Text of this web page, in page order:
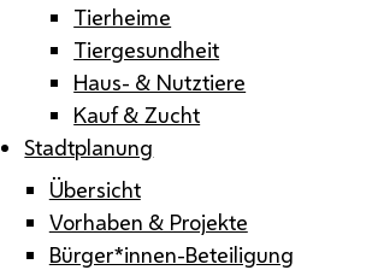
Tierheime
Tiergesundheit
Haus- & Nutztiere
Kauf & Zucht
Stadtplanung
Übersicht
Vorhaben & Projekte
Bürger*innen-Beteiligung